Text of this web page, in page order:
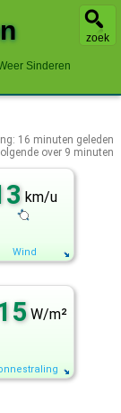
zoek
Sinderen
16 minuten geleden
over 9 minuten
km/u
Wind
W/m²